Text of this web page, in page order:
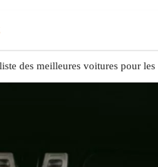
des meilleures voitures pour